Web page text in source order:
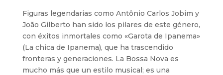
Figuras legendarias como Antônio Carlos Jobim y
João Gilberto han sido los pilares de este género,
con éxitos inmortales como «Garota de Ipanema»
(La chica de Ipanema), que ha trascendido
fronteras y generaciones. La Bossa Nova es
mucho más que un estilo musical; es una